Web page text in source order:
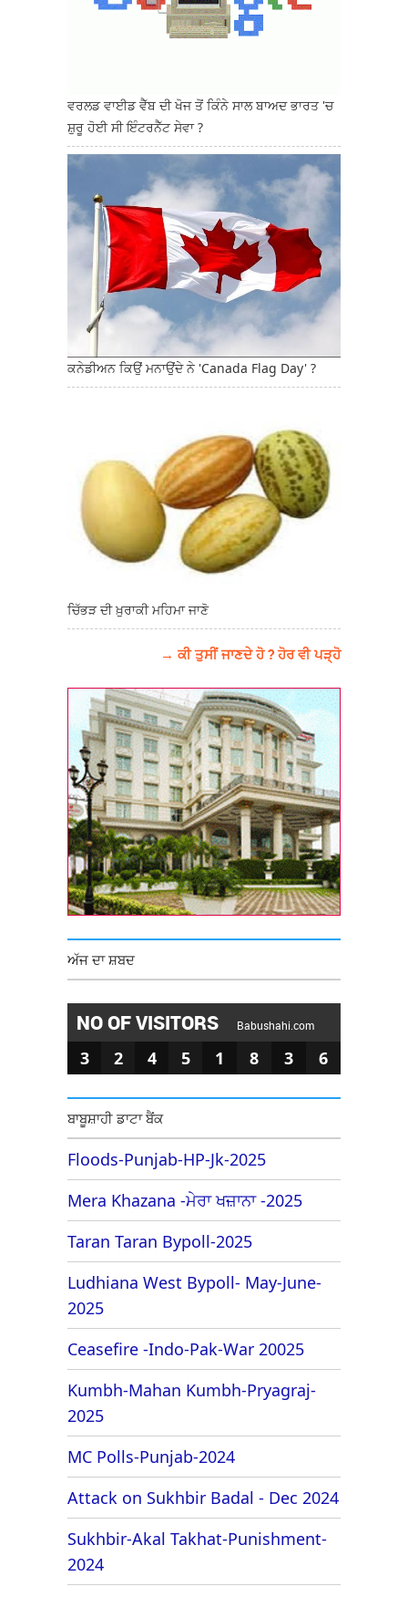
ਵਰਲਡ ਵਾਈਡ ਵੈੱਬ ਦੀ ਖੋਜ ਤੋਂ ਕਿੰਨੇ ਸਾਲ ਬਾਅਦ ਭਾਰਤ 'ਚ
ਸ਼ੁਰੂ ਹੋਈ ਸੀ ਇੰਟਰਨੈੱਟ ਸੇਵਾ ?
ਕਨੇਡੀਅਨ ਕਿਉਂ ਮਨਾਉਂਦੇ ਨੇ 'Canada Flag Day' ?
ਚਿੱਭੜ ਦੀ ਖ਼ੁਰਾਕੀ ਮਹਿਮਾ ਜਾਣੋ
→ ਕੀ ਤੁਸੀਂ ਜਾਣਦੇ ਹੋ ? ਹੋਰ ਵੀ ਪੜ੍ਹੋ
ਅੱਜ ਦਾ ਸ਼ਬਦ
NO OF VISITORS Babushahi.com
3 2 4 5 1 8 3 6
ਬਾਬੂਸ਼ਾਹੀ ਡਾਟਾ ਬੈਂਕ
Floods-Punjab-HP-Jk-2025
Mera Khazana -ਮੇਰਾ ਖਜ਼ਾਨਾ -2025
Taran Taran Bypoll-2025
Ludhiana West Bypoll- May-June-
2025
Ceasefire -Indo-Pak-War 20025
Kumbh-Mahan Kumbh-Pryagraj-
2025
MC Polls-Punjab-2024
Attack on Sukhbir Badal - Dec 2024
Sukhbir-Akal Takhat-Punishment-
2024